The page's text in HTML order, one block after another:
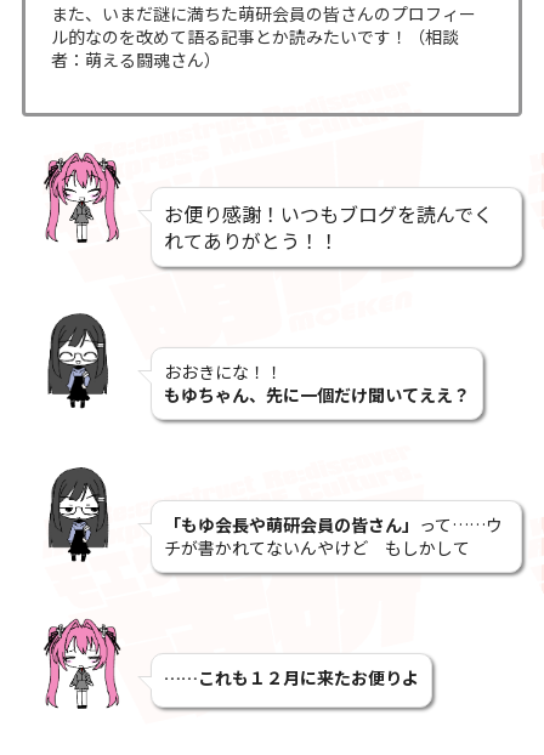
また、いまだ謎に満ちた萌研会員の皆さんのプロフィー
ル的なのを改めて語る記事とか読みたいです！（相談
者：萌える闘魂さん）
お便り感謝！いつもブログを読んでく
れてありがとう！！
おおきにな！！
もゆちゃん、先に一個だけ聞いてええ？
「もゆ会長や萌研会員の皆さん」 って……ウ
チが書かれてないんやけど もしかして
……これも１２月に来たお便りよ